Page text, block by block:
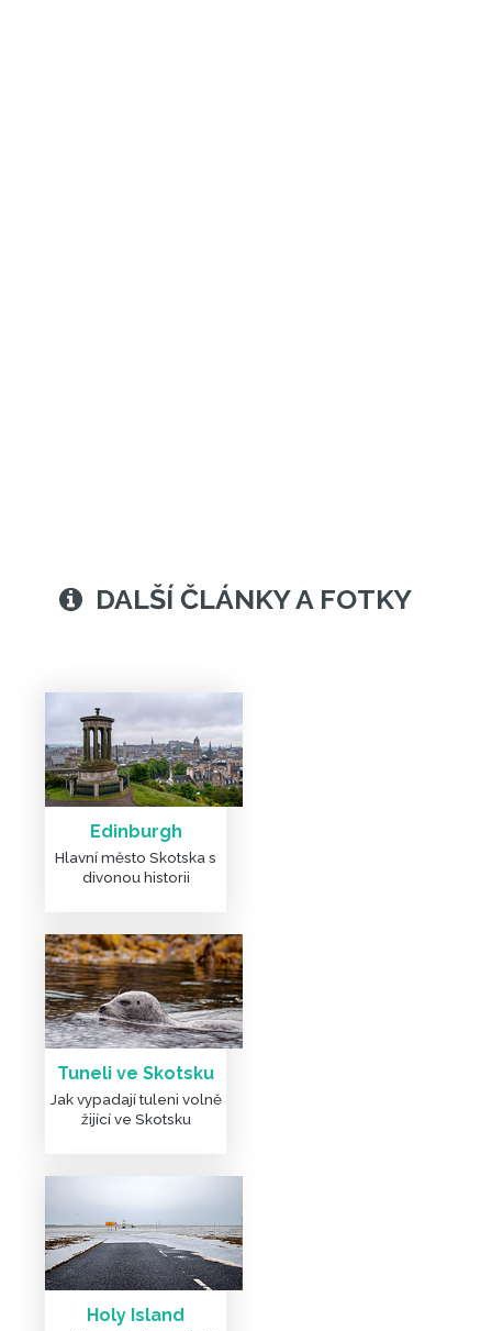
Edinburgh
Hlavní město Skotska s
divonou historii
Tuneli ve Skotsku
Jak vypadají tuleni volně
žijící ve Skotsku
Holy Island